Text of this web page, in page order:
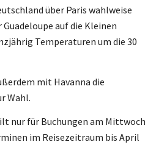
über Paris wahlweise
auf die Kleinen
Temperaturen um die 30
mit Havanna die
Wahl.
nur für Buchungen am Mittwoch
im Reisezeitraum bis April